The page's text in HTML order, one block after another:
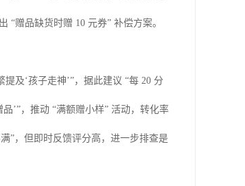
“赠品缺货时赠 10 元券” 补偿方案。
及‘孩子走神’”，据此建议 “每 20 分
’”，推动 “满额赠小样” 活动，转化率
”，但即时反馈评分高，进一步排查是